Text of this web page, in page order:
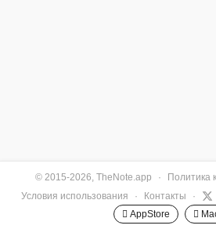
© 2015-2026, TheNote.app · Политика
Условия использования
· Контакты ·
 AppStore
